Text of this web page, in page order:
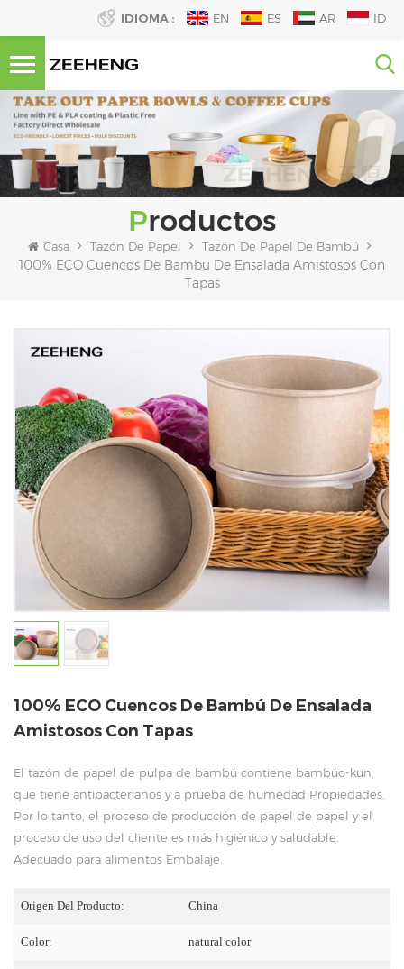
IDIOMA : EN ES AR ID
Productos
Casa Tazón De Papel Tazón De Papel De Bambú
100% ECO Cuencos De Bambú De Ensalada Amistosos Con
Tapas
100% ECO Cuencos De Bambú De Ensalada
Amistosos Con Tapas
El tazón de papel de pulpa de bambú contiene bambúo-kun,
que tiene antibacterianos y a prueba de humedad Propiedades.
Por lo tanto, el proceso de producción de papel de papel y el
proceso de uso del cliente es más higiénico y saludable.
Adecuado para alimentos Embalaje.
Origen Del Producto: China
Color: natural color